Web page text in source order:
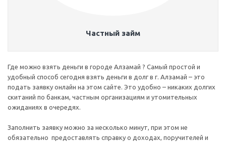
Частный займ
Где можно взять деньги в городе Алзамай ? Самый простой и
удобный способ сегодня взять деньги в долг в г. Алзамай – это
подать заявку онлайн на этом сайте. Это удобно – никаких долгих
скитаний по банкам, частным организациям и утомительных
ожиданиях в очередях.
Заполнить заявку можно за несколько минут, при этом не
обязательно предоставлять справку о доходах, поручителей и